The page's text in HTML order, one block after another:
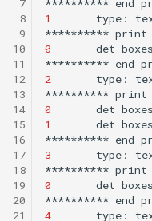
8
9
10
11
12
13
14
15
16
17
18
19
20
21
1
type:
********** print
0
det
********** end
2
type:
********** print
0
det
1
det
********** end
3
type:
********** print
0
det
********** end
4
type: